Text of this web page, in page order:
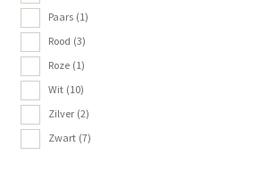
Paars (1)
Rood (3)
Roze (1)
Wit (10)
Zilver (2)
Zwart (7)